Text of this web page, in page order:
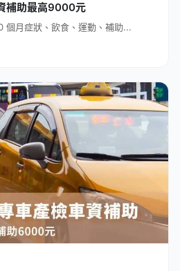
補助最高9000元
個月症狀、飲食、運動、補助...